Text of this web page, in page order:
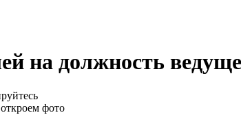
на должность
фото